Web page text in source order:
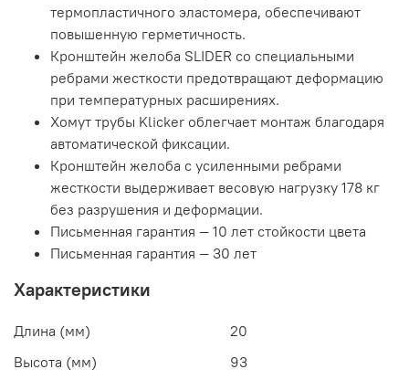
термопластичного эластомера, обеспечивают
повышенную герметичность.
Кронштейн желоба SLIDER со специальными
ребрами жесткости предотвращают деформацию
при температурных расширениях.
Хомут трубы Klicker облегчает монтаж благодаря
автоматической фиксации.
Кронштейн желоба с усиленными ребрами
жесткости выдерживает весовую нагрузку 178 кг
без разрушения и деформации.
Письменная гарантия — 10 лет стойкости цвета
Письменная гарантия — 30 лет
Характеристики
Длина (мм)
20
Высота (мм)
93